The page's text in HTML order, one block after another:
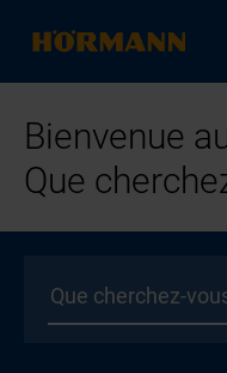
Bienvenue
Que